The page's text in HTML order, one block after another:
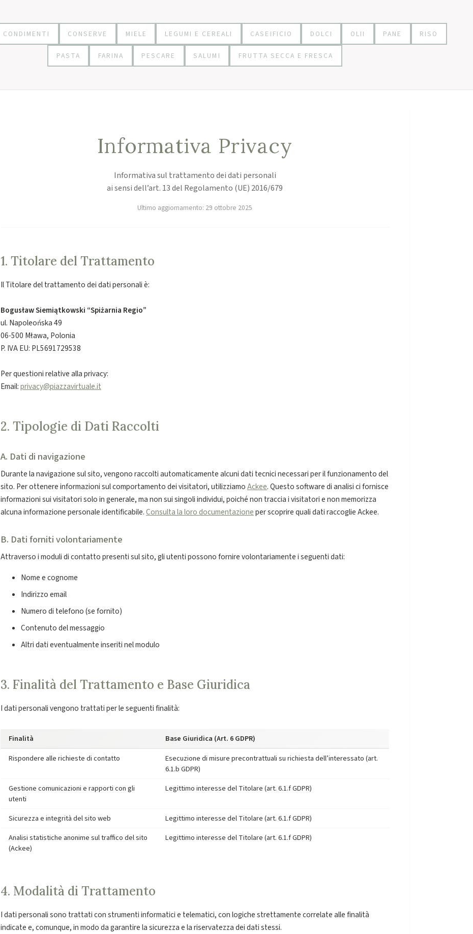
CONDIMENTI CONSERVE MIELE LEGUMI E CEREALI CASEIFICIO DOLCI OLII PANE RISO
PASTA FARINA PESCARE SALUMI FRUTTA SECCA E FRESCA
Informativa Privacy
Informativa sul trattamento dei dati personali
ai sensi dell’art. 13 del Regolamento (UE) 2016/679
Ultimo aggiornamento: 29 ottobre 2025
1. Titolare del Trattamento
Il Titolare del trattamento dei dati personali è:
Bogusław Siemiątkowski “Spiżarnia Regio”
ul. Napoleońska 49
06-500 Mława, Polonia
P. IVA EU: PL5691729538
Per questioni relative alla privacy:
Email:privacy@piazzavirtuale.it
2. Tipologie di Dati Raccolti
A. Dati di navigazione
Durante la navigazione sul sito, vengono raccolti automaticamente alcuni dati tecnici necessari per il funzionamento del
sito. Per ottenere informazioni sul comportamento dei visitatori, utilizziamoAckee. Questo software di analisi ci fornisce
informazioni sui visitatori solo in generale, ma non sui singoli individui, poiché non traccia i visitatori e non memorizza
alcuna informazione personale identificabile.Consulta la loro documentazioneper scoprire quali dati raccoglie Ackee.
B. Dati forniti volontariamente
Attraverso i moduli di contatto presenti sul sito, gli utenti possono fornire volontariamente i seguenti dati:
Nome e cognome
Indirizzo email
Numero di telefono (se fornito)
Contenuto del messaggio
Altri dati eventualmente inseriti nel modulo
3. Finalità del Trattamento e Base Giuridica
I dati personali vengono trattati per le seguenti finalità:
Finalità
Base Giuridica (Art. 6 GDPR)
Rispondere alle richieste di contatto
Esecuzione di misure precontrattuali su richiesta dell’interessato (art.
6.1.b GDPR)
Gestione comunicazioni e rapporti con gli
utenti
Legittimo interesse del Titolare (art. 6.1.f GDPR)
Sicurezza e integrità del sito web
Legittimo interesse del Titolare (art. 6.1.f GDPR)
Analisi statistiche anonime sul traffico del sito
(Ackee)
Legittimo interesse del Titolare (art. 6.1.f GDPR)
4. Modalità di Trattamento
I dati personali sono trattati con strumenti informatici e telematici, con logiche strettamente correlate alle finalità
indicate e, comunque, in modo da garantire la sicurezza e la riservatezza dei dati stessi.